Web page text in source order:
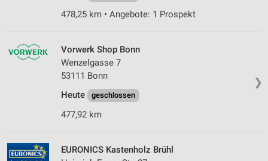
478,25 km • Angebote: 1 Prospekt
❯
Vorwerk Shop Bonn
Wenzelgasse 7
53111 Bonn
Heute
geschlossen
477,92 km
EURONICS Kastenholz Brühl